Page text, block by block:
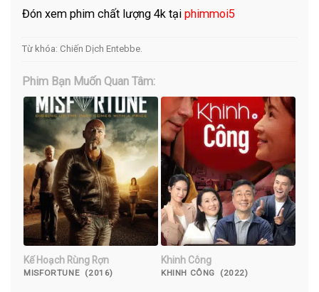
Đón xem phim chất lượng 4k tạiphimmoi5
Từ khóa: Chiến Dịch Entebbe
Phim Bạn Muốn Quan Tâm:
Kế Hoạch Rùng Rợn
MISFORTUNE (2016)
Khinh Công
KHINH CÔNG (2022)